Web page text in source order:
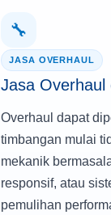
🔧
JASA OVERHAUL
Jasa Overhaul
Overhaul dapat
timbangan mulai
mekanik
responsif, atau
pemulihan